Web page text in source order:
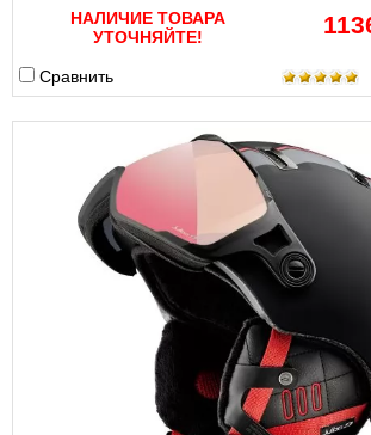
НАЛИЧИЕ ТОВАРА
УТОЧНЯЙТЕ!
Сравнить